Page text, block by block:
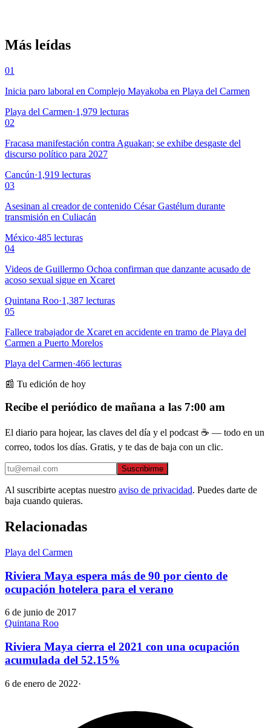
Más leídas
01
Inicia paro laboral en Complejo Mayakoba en Playa del Carmen
Playa del Carmen·1,979 lecturas
02
Fracasa manifestación contra Aguakan; se exhibe desgaste del
discurso político para 2027
Cancún·1,919 lecturas
03
Asesinan al creador de contenido César Gastélum durante
transmisión en Culiacán
México·485 lecturas
04
Videos de Guillermo Ochoa confirman que danzante acusado de
acoso sexual sigue en Xcaret
Quintana Roo·1,387 lecturas
05
Fallece trabajador de Xcaret en accidente en tramo de Playa del
Carmen a Puerto Morelos
Playa del Carmen·466 lecturas
📰 Tu edición de hoy
Recibe el periódico de mañana a las 7:00 am
El diario para hojear, las claves del día y el podcast ☕ — todo en un
correo, todos los días. Gratis, y te das de baja con un clic.
Suscribirme
Al suscribirte aceptas nuestro aviso de privacidad. Puedes darte de
baja cuando quieras.
Relacionadas
Playa del Carmen
Riviera Maya espera más de 90 por ciento de
ocupación hotelera para el verano
6 de junio de 2017
Quintana Roo
Riviera Maya cierra el 2021 con una ocupación
acumulada del 52.15%
6 de enero de 2022·